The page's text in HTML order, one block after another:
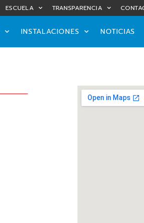
ESCUELA TRANSPARENCIA
INSTALACIONES NOTICIAS